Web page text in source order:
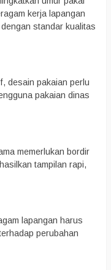
kerja lapangan
standar kualitas
desain pakaian perlu
pakaian dinas
memerlukan bordir
tampilan rapi,
lapangan harus
perubahan